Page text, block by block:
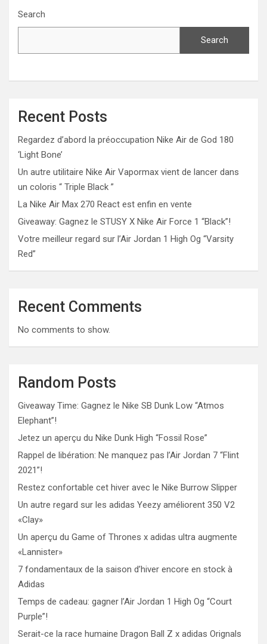
Search
Search
Recent Posts
Regardez d’abord la préoccupation Nike Air de God 180
‘Light Bone’
Un autre utilitaire Nike Air Vapormax vient de lancer dans
un coloris “ Triple Black ”
La Nike Air Max 270 React est enfin en vente
Giveaway: Gagnez le STUSY X Nike Air Force 1 “Black”!
Votre meilleur regard sur l’Air Jordan 1 High Og “Varsity
Red”
Recent Comments
No comments to show.
Random Posts
Giveaway Time: Gagnez le Nike SB Dunk Low “Atmos
Elephant”!
Jetez un aperçu du Nike Dunk High “Fossil Rose”
Rappel de libération: Ne manquez pas l’Air Jordan 7 “Flint
2021”!
Restez confortable cet hiver avec le Nike Burrow Slipper
Un autre regard sur les adidas Yeezy améliorent 350 V2
«Clay»
Un aperçu du Game of Thrones x adidas ultra augmente
«Lannister»
7 fondamentaux de la saison d’hiver encore en stock à
Adidas
Temps de cadeau: gagner l’Air Jordan 1 High Og “Court
Purple”!
Serait-ce la race humaine Dragon Ball Z x adidas Orignals